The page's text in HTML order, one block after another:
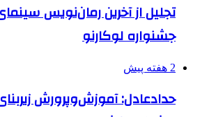
تجلیل از آخرین رمان‌نویس
جشنواره لوکارنو
2 هفته پیش
حدادعادل: آموزش‌وپرورش